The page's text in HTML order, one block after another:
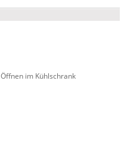
im Kühlschrank